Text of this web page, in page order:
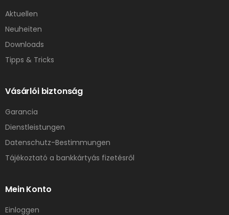
Aktuellen
Neuheiten
Downloads
Tipps & Tricks
Vásárlói biztonság
Garancia
Dienstleistungen
Datenschutz-Bestimmungen
Tájékoztató a bankkártyás fizetésről
Mein Konto
Einloggen